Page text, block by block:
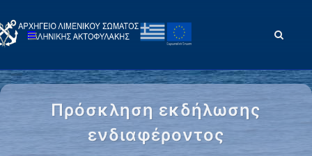
Πρόσκληση εκδήλωσης
ενδιαφέροντος